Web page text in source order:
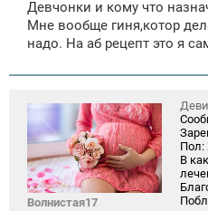
Девчонки и кому что
Мне вообще гиня,котор
надо. На аб рецепт это я
Волнистая17
Пол:
В